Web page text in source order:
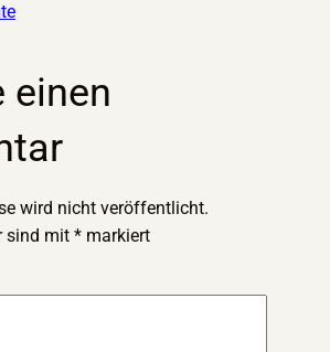
einen
wird nicht veröffentlicht.
sind mit* markiert